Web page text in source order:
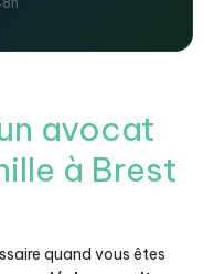
avocat
à Brest
quand vous êtes